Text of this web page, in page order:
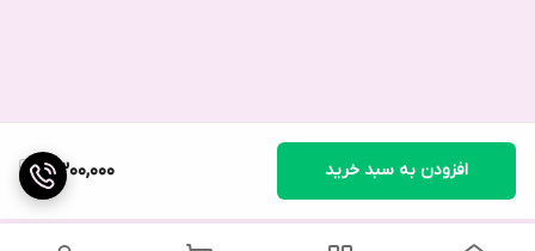
2,300,000 افزودن به سبد خرید